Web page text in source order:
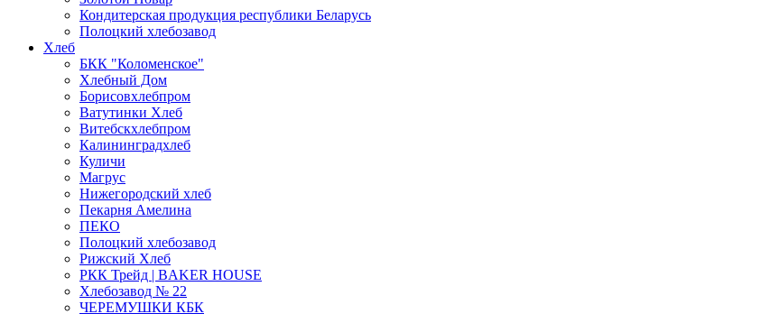
Кондитерская продукция республики Беларусь
Полоцкий хлебозавод
Хлеб
БКК "Коломенское"
Хлебный Дом
Борисовхлебпром
Ватутинки Хлеб
Витебскхлебпром
Калининградхлеб
Куличи
Магрус
Нижегородский хлеб
Пекарня Амелина
ПЕКО
Полоцкий хлебозавод
Рижский Хлеб
РКК Трейд | BAKER HOUSE
Хлебозавод № 22
ЧЕРЕМУШКИ КБК